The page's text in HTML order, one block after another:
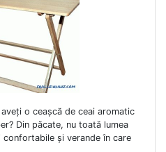
o ceașcă de ceai aromatic
Din păcate, nu toată lumea
și verande în care